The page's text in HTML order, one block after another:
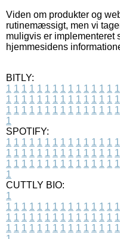
Viden om produkter og
rutinemæssigt, men vi
muligvis er implementeret
hjemmesidens
BITLY:
1 1 1 1 1 1 1 1 1 1 1 1 1 1 1
1 1 1 1 1 1 1 1 1 1 1 1 1 1 1
1 1 1 1 1 1 1 1 1 1 1 1 1 1 1
1
SPOTIFY:
1 1 1 1 1 1 1 1 1 1 1 1 1 1 1
1 1 1 1 1 1 1 1 1 1 1 1 1 1 1
1 1 1 1 1 1 1 1 1 1 1 1 1 1 1
1
CUTTLY BIO:
1
1 1 1 1 1 1 1 1 1 1 1 1 1 1 1
1 1 1 1 1 1 1 1 1 1 1 1 1 1 1
1 1 1 1 1 1 1 1 1 1 1 1 1 1 1